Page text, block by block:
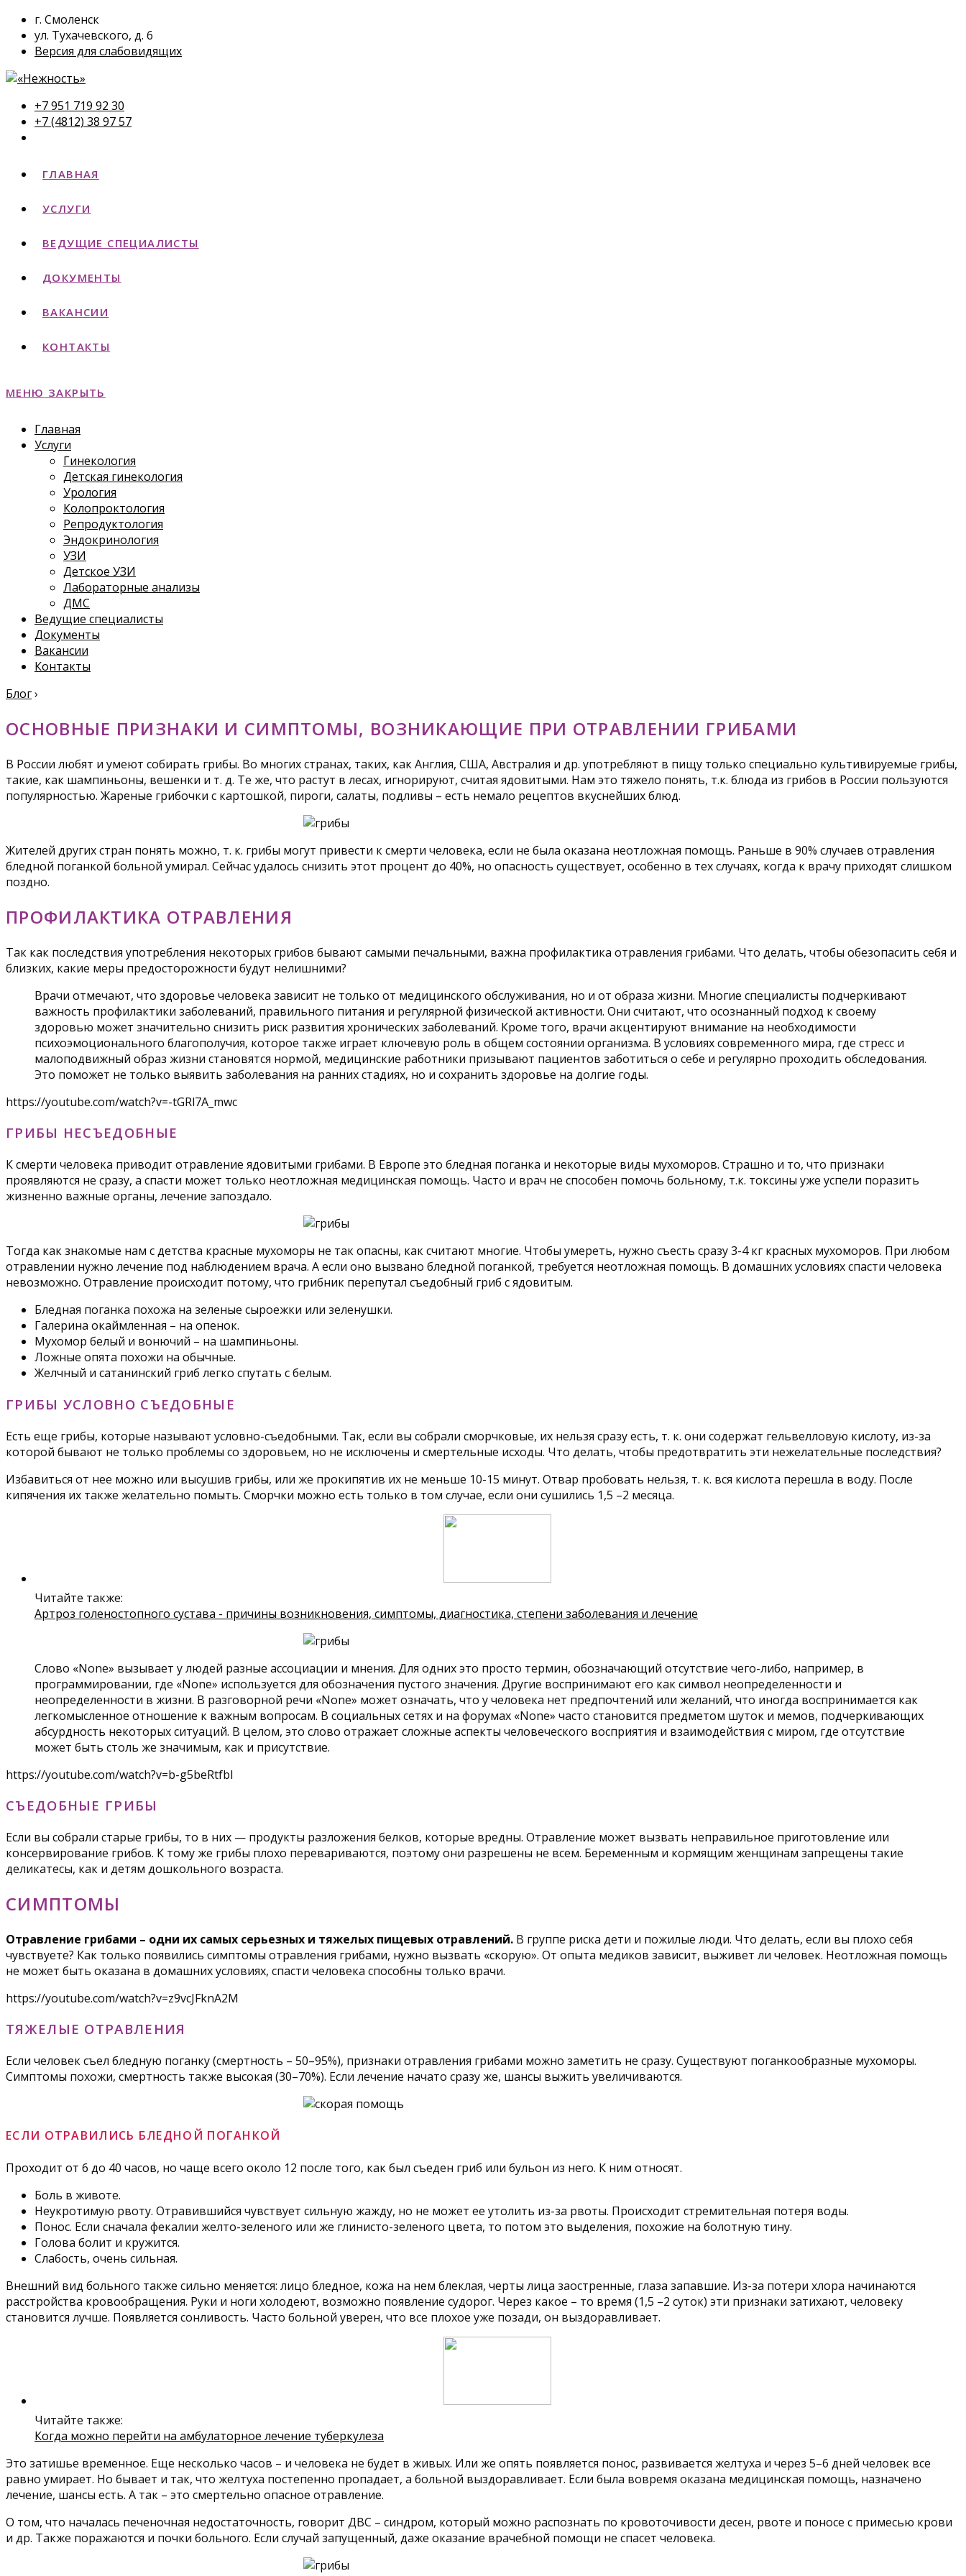
г. Смоленск
ул. Тухачевского, д. 6
Версия для слабовидящих
+7 951 719 92 30
+7 (4812) 38 97 57
ГЛАВНАЯ
УСЛУГИ
ВЕДУЩИЕ СПЕЦИАЛИСТЫ
ДОКУМЕНТЫ
ВАКАНСИИ
КОНТАКТЫ
МЕНЮ ЗАКРЫТЬ
Главная
Услуги
Гинекология
Детская гинекология
Урология
Колопроктология
Репродуктология
Эндокринология
УЗИ
Детское УЗИ
Лабораторные анализы
ДМС
Ведущие специалисты
Документы
Вакансии
Контакты
Блог›
ОСНОВНЫЕ ПРИЗНАКИ И СИМПТОМЫ, ВОЗНИКАЮЩИЕ ПРИ ОТРАВЛЕНИИ ГРИБАМИ
В России любят и умеют собирать грибы. Во многих странах, таких, как Англия, США, Австралия и др. употребляют в пищу только специально культивируемые грибы,
такие, как шампиньоны, вешенки и т. д. Те же, что растут в лесах, игнорируют, считая ядовитыми. Нам это тяжело понять, т.к. блюда из грибов в России пользуются
популярностью. Жареные грибочки с картошкой, пироги, салаты, подливы – есть немало рецептов вкуснейших блюд.
Жителей других стран понять можно, т. к. грибы могут привести к смерти человека, если не была оказана неотложная помощь. Раньше в 90% случаев отравления
бледной поганкой больной умирал. Сейчас удалось снизить этот процент до 40%, но опасность существует, особенно в тех случаях, когда к врачу приходят слишком
поздно.
ПРОФИЛАКТИКА ОТРАВЛЕНИЯ
Так как последствия употребления некоторых грибов бывают самыми печальными, важна профилактика отравления грибами. Что делать, чтобы обезопасить себя и
близких, какие меры предосторожности будут нелишними?
Врачи отмечают, что здоровье человека зависит не только от медицинского обслуживания, но и от образа жизни. Многие специалисты подчеркивают
важность профилактики заболеваний, правильного питания и регулярной физической активности. Они считают, что осознанный подход к своему
здоровью может значительно снизить риск развития хронических заболеваний. Кроме того, врачи акцентируют внимание на необходимости
психоэмоционального благополучия, которое также играет ключевую роль в общем состоянии организма. В условиях современного мира, где стресс и
малоподвижный образ жизни становятся нормой, медицинские работники призывают пациентов заботиться о себе и регулярно проходить обследования.
Это поможет не только выявить заболевания на ранних стадиях, но и сохранить здоровье на долгие годы.
https://youtube.com/watch?v=-tGRl7A_mwc
ГРИБЫ НЕСЪЕДОБНЫЕ
К смерти человека приводит отравление ядовитыми грибами. В Европе это бледная поганка и некоторые виды мухоморов. Страшно и то, что признаки
проявляются не сразу, а спасти может только неотложная медицинская помощь. Часто и врач не способен помочь больному, т.к. токсины уже успели поразить
жизненно важные органы, лечение запоздало.
Тогда как знакомые нам с детства красные мухоморы не так опасны, как считают многие. Чтобы умереть, нужно съесть сразу 3-4 кг красных мухоморов. При любом
отравлении нужно лечение под наблюдением врача. А если оно вызвано бледной поганкой, требуется неотложная помощь. В домашних условиях спасти человека
невозможно. Отравление происходит потому, что грибник перепутал съедобный гриб с ядовитым.
Бледная поганка похожа на зеленые сыроежки или зеленушки.
Галерина окаймленная – на опенок.
Мухомор белый и вонючий – на шампиньоны.
Ложные опята похожи на обычные.
Желчный и сатанинский гриб легко спутать с белым.
ГРИБЫ УСЛОВНО СЪЕДОБНЫЕ
Есть еще грибы, которые называют условно-съедобными. Так, если вы собрали сморчковые, их нельзя сразу есть, т. к. они содержат гельвелловую кислоту, из-за
которой бывают не только проблемы со здоровьем, но не исключены и смертельные исходы. Что делать, чтобы предотвратить эти нежелательные последствия?
Избавиться от нее можно или высушив грибы, или же прокипятив их не меньше 10-15 минут. Отвар пробовать нельзя, т. к. вся кислота перешла в воду. После
кипячения их также желательно помыть. Сморчки можно есть только в том случае, если они сушились 1,5 –2 месяца.
Читайте также:
Артроз голеностопного сустава - причины возникновения, симптомы, диагностика, степени заболевания и лечение
Слово «None» вызывает у людей разные ассоциации и мнения. Для одних это просто термин, обозначающий отсутствие чего-либо, например, в
программировании, где «None» используется для обозначения пустого значения. Другие воспринимают его как символ неопределенности и
неопределенности в жизни. В разговорной речи «None» может означать, что у человека нет предпочтений или желаний, что иногда воспринимается как
легкомысленное отношение к важным вопросам. В социальных сетях и на форумах «None» часто становится предметом шуток и мемов, подчеркивающих
абсурдность некоторых ситуаций. В целом, это слово отражает сложные аспекты человеческого восприятия и взаимодействия с миром, где отсутствие
может быть столь же значимым, как и присутствие.
https://youtube.com/watch?v=b-g5beRtfbI
СЪЕДОБНЫЕ ГРИБЫ
Если вы собрали старые грибы, то в них — продукты разложения белков, которые вредны. Отравление может вызвать неправильное приготовление или
консервирование грибов. К тому же грибы плохо перевариваются, поэтому они разрешены не всем. Беременным и кормящим женщинам запрещены такие
деликатесы, как и детям дошкольного возраста.
СИМПТОМЫ
Отравление грибами – одни их самых серьезных и тяжелых пищевых отравлений. В группе риска дети и пожилые люди. Что делать, если вы плохо себя
чувствуете? Как только появились симптомы отравления грибами, нужно вызвать «скорую». От опыта медиков зависит, выживет ли человек. Неотложная помощь
не может быть оказана в домашних условиях, спасти человека способны только врачи.
https://youtube.com/watch?v=z9vcJFknA2M
ТЯЖЕЛЫЕ ОТРАВЛЕНИЯ
Если человек съел бледную поганку (смертность – 50–95%), признаки отравления грибами можно заметить не сразу. Существуют поганкообразные мухоморы.
Симптомы похожи, смертность также высокая (30–70%). Если лечение начато сразу же, шансы выжить увеличиваются.
ЕСЛИ ОТРАВИЛИСЬ БЛЕДНОЙ ПОГАНКОЙ
Проходит от 6 до 40 часов, но чаще всего около 12 после того, как был съеден гриб или бульон из него. К ним относят.
Боль в животе.
Неукротимую рвоту. Отравившийся чувствует сильную жажду, но не может ее утолить из-за рвоты. Происходит стремительная потеря воды.
Понос. Если сначала фекалии желто-зеленого или же глинисто-зеленого цвета, то потом это выделения, похожие на болотную тину.
Голова болит и кружится.
Слабость, очень сильная.
Внешний вид больного также сильно меняется: лицо бледное, кожа на нем блеклая, черты лица заостренные, глаза запавшие. Из-за потери хлора начинаются
расстройства кровообращения. Руки и ноги холодеют, возможно появление судорог. Через какое – то время (1,5 –2 суток) эти признаки затихают, человеку
становится лучше. Появляется сонливость. Часто больной уверен, что все плохое уже позади, он выздоравливает.
Читайте также:
Когда можно перейти на амбулаторное лечение туберкулеза
Это затишье временное. Еще несколько часов – и человека не будет в живых. Или же опять появляется понос, развивается желтуха и через 5–6 дней человек все
равно умирает. Но бывает и так, что желтуха постепенно пропадает, а больной выздоравливает. Если была вовремя оказана медицинская помощь, назначено
лечение, шансы есть. А так – это смертельно опасное отравление.
О том, что началась печеночная недостаточность, говорит ДВС – синдром, который можно распознать по кровоточивости десен, рвоте и поносе с примесью крови
и др. Также поражаются и почки больного. Если случай запущенный, даже оказание врачебной помощи не спасет человека.